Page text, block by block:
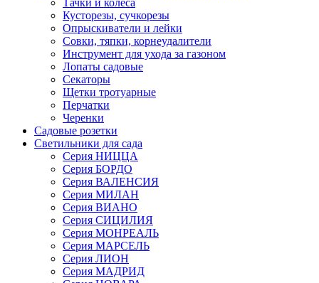
Тачки и колеса
Кусторезы, сучкорезы
Опрыскиватели и лейки
Совки, тяпки, корнеудалители
Инструмент для ухода за газоном
Лопаты садовые
Секаторы
Щетки тротуарные
Перчатки
Черенки
Садовые розетки
Светильники для сада
Серия НИЦЦА
Серия БОРДО
Серия ВАЛЕНСИЯ
Серия МИЛАН
Серия ВИАНО
Серия СИЦИЛИЯ
Серия МОНРЕАЛЬ
Серия МАРСЕЛЬ
Серия ЛИОН
Серия МАДРИД